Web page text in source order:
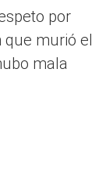
por
que murió el
mala